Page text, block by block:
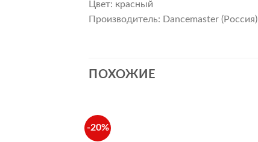
Цвет: красный
Производитель: Dancemaster (Россия)
ПОХОЖИЕ
-20%